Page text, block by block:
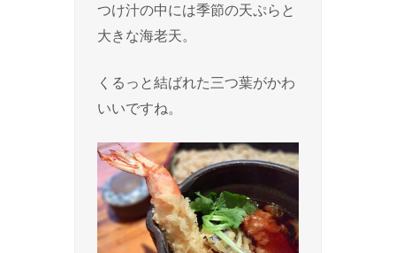
つけ汁の中には季節の天ぷらと
大きな海老天。
くるっと結ばれた三つ葉がかわ
いいですね。